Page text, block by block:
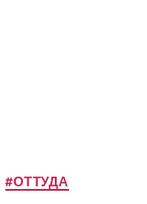
Рубрики
#ОТТУДА